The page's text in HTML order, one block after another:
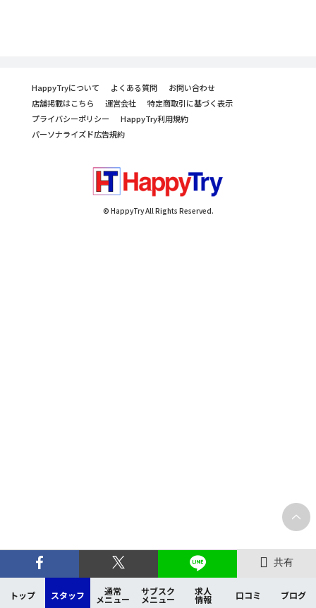
共有
トップ スタッフ 通常
メニュー
サブスク
メニュー
求人
情報 口コミ ブログ
HappyTryについて よくある質問
お問い合わせ
店舗掲載はこちら
運営会社
特定商取引に基づく表示
プライバシーポリシー
HappyTry利用規約
パーソナライズド広告規約
© HappyTry All Rights Reserved.